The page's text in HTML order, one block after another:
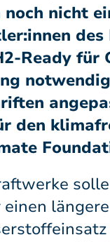
nicht
Ready für
den
einen